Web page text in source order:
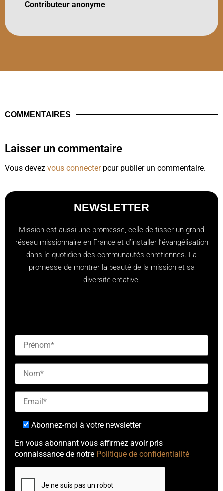
Contributeur anonyme
COMMENTAIRES
Laisser un commentaire
Vous devez vous connecterpour publier un commentaire.
NEWSLETTER
Mission est aussi une promesse, celle de tisser un grand
réseau missionnaire en France et d’installer l’évangélisation
dans le quotidien des communautés chrétiennes. La
promesse de montrer la beauté de la mission et sa
diversité créative.
Abonnez-moi à votre newsletter
En vous abonnant vous affirmez avoir pris
connaissance de notre Politique de confidentialité